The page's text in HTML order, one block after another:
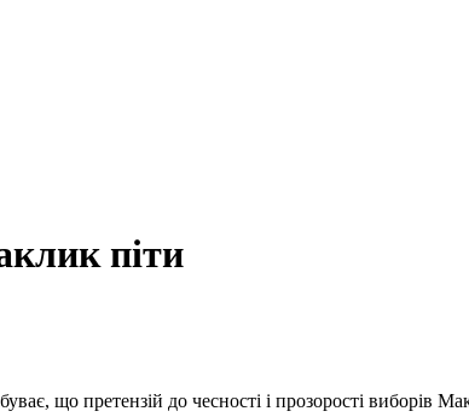
піти
що претензій до чесності і прозорості виборів